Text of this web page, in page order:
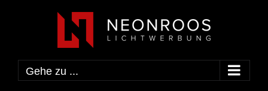
Gehe zu ...